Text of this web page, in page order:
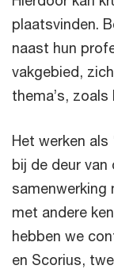
plaatsvinden.
naast hun
vakgebied,
thema’s,
Het werken
bij de deur
samenwerking
met andere
hebben we
en Scorius,